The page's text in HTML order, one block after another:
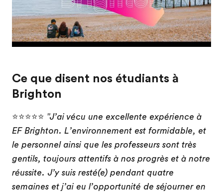
Ce que disent nos étudiants à
Brighton
⭐⭐⭐⭐⭐ "J’ai vécu une excellente expérience à
EF Brighton. L’environnement est formidable, et
le personnel ainsi que les professeurs sont très
gentils, toujours attentifs à nos progrès et à notre
réussite. J’y suis resté(e) pendant quatre
semaines et j’ai eu l’opportunité de séjourner en